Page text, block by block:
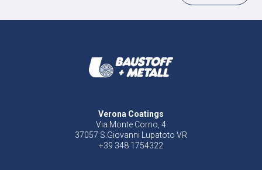
Verona Coatings
Via Monte Corno, 4
37057 S.Giovanni Lupatoto VR
+39 348 1754322